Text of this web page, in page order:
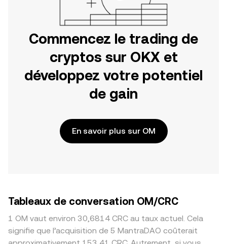
Commencez le trading de
cryptos sur OKX et
développez votre potentiel
de gain
En savoir plus sur OM
Tableaux de conversation OM/CRC
1 OM vaut environ 30,6814 CRC au taux actuel. Cela
signifie que l’acquisition de 5 MantraDAO coûterait